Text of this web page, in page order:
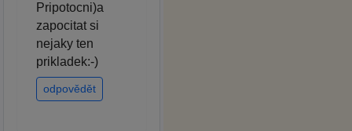
Pripotocni)a
zapocitat si
nejaky ten
prikladek:-)
odpovědět